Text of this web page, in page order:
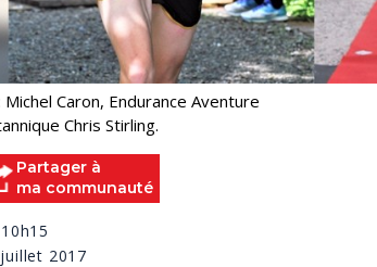
Michel Caron, Endurance Aventure
Chris Stirling.
Partager à
ma communauté
10h15
2017